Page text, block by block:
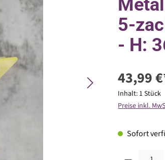
5-
- H:
43,99
Inhalt: 1 Stück
Preise inkl.
Sofort